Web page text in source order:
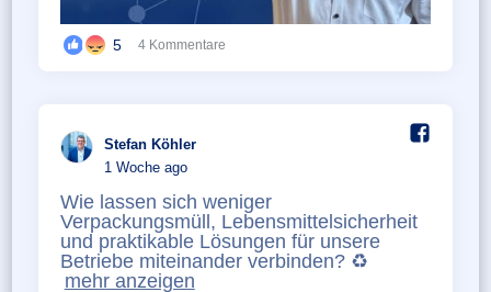
5 4 Kommentare
Stefan Köhler️
1 Woche ago
Wie lassen sich weniger
Verpackungsmüll, Lebensmittelsicherheit
und praktikable Lösungen für unsere
Betriebe miteinander verbinden? ♻️
mehr anzeigen